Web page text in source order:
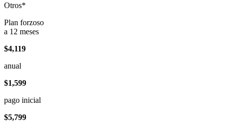
Otros*
Plan forzoso
a 12 meses
$4,119
anual
$1,599
pago inicial
$5,799